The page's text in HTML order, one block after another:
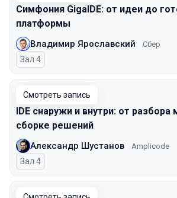
Симфония GigaIDE: от идеи до
платформы
Владимир Ярославский Сбер
Зал 4
Смотреть запись
IDE снаружи и внутри: от разбора
сборке решений
Александр Шустанов Amplicode
Зал 4